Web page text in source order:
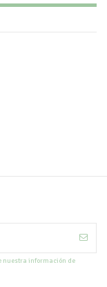
nuestra información de